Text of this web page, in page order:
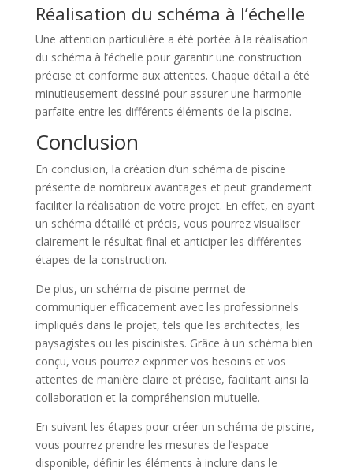
Réalisation du schéma à l’échelle
Une attention particulière a été portée à la réalisation
du schéma à l’échelle pour garantir une construction
précise et conforme aux attentes. Chaque détail a été
minutieusement dessiné pour assurer une harmonie
parfaite entre les différents éléments de la piscine.
Conclusion
En conclusion, la création d’un schéma de piscine
présente de nombreux avantages et peut grandement
faciliter la réalisation de votre projet. En effet, en ayant
un schéma détaillé et précis, vous pourrez visualiser
clairement le résultat final et anticiper les différentes
étapes de la construction.
De plus, un schéma de piscine permet de
communiquer efficacement avec les professionnels
impliqués dans le projet, tels que les architectes, les
paysagistes ou les piscinistes. Grâce à un schéma bien
conçu, vous pourrez exprimer vos besoins et vos
attentes de manière claire et précise, facilitant ainsi la
collaboration et la compréhension mutuelle.
En suivant les étapes pour créer un schéma de piscine,
vous pourrez prendre les mesures de l’espace
disponible, définir les éléments à inclure dans le